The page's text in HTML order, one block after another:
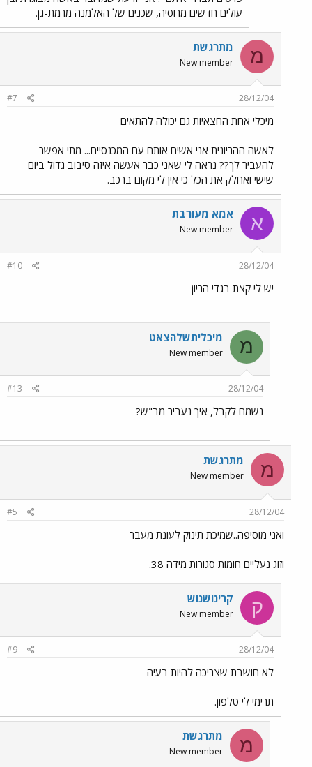
עולים חדשים מרוסיה, שכנים של האלמנה מרמת-גן.
מ מתרגשת
New member
28/12/04
#7
מיכלי אחת החצאיות גם יכולה להתאים
לאשה ההריונית אני אשים אותם עם המכנסיים... מתי אפשר
להעביר לך?? נראה לי שאני כבר אעשה איזה סיבוב גדול ביום
שישי ואחלק את הכל כי אין לי מקום ברכב.
א אמא מעורבת
New member
28/12/04
#10
יש לי קצת בגדי הריון
מ מיכליתשלהצאט
New member
28/12/04
#13
נשמח לקבל, איך נעביר מב"ש?
מ מתרגשת
New member
28/12/04
#5
ואני מוסיפה..שמיכת תינוק לעונת מעבר
וזוג נעליים חומות סגורות מידה 38.
ק קרינושנוש
New member
28/12/04
#9
לא חושבת שצריכה להיות בעיה
תרימי לי טלפון.
מ מתרגשת
New member